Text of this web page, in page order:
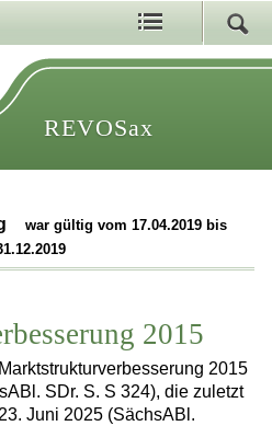
REVOSax
war gültig vom 17.04.2019 bis
2015
2015
SDr. S. S 324), die zuletzt
Juni 2025 (SächsABl.